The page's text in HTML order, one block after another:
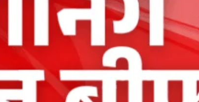
AIN NEWS 1
Contact Us
About Us
Privacy Policy